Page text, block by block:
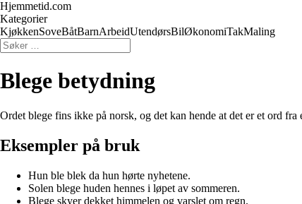
Hjemmetid.com
Kategorier
KjøkkenSoveBåtBarnArbeidUtendørsBilØkonomiTakMaling
Blege betydning
Ordet blege fins ikke på norsk, og det kan hende at det er et ord
Eksempler på bruk
Hun ble blek da hun hørte nyhetene.
Solen blege huden hennes i løpet av sommeren.
Blege skyer dekket himmelen og varslet om regn.